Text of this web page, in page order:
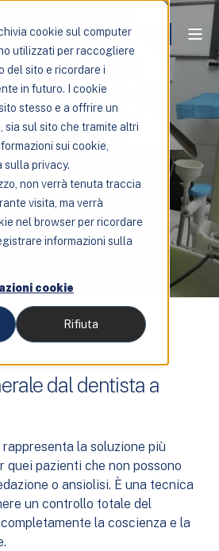
cookie sul computer
utilizzati per raccogliere
del sito e ricordare i
in futuro. I cookie
stesso e a offrire un
sia sul sito che tramite altri
sui cookie,
sulla privacy.
non verrà tenuta traccia
visita, ma verrà
nel browser per ricordare
informazioni sulla
cookie
Rifiuta
generale
per
o con
dal dentista a
la soluzione più
quei pazienti che non possono
o ansiolisi. È una tecnica
un controllo totale del
la coscienza e la